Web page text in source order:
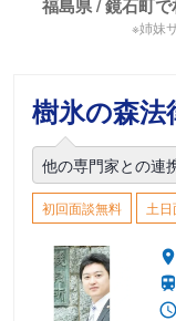
福島県 / 鏡石町
※姉妹
樹氷の森法
他の専門家との連
初回面談無料 土